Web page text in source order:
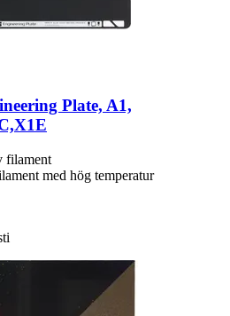
Plate, A1,
filament
med hög temperatur